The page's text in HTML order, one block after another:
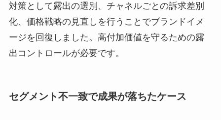
対策として露出の選別、チャネルごとの訴求差別
化、価格戦略の見直しを行うことでブランドイメ
ージを回復しました。高付加価値を守るための露
出コントロールが必要です。
セグメント不一致で成果が落ちたケース